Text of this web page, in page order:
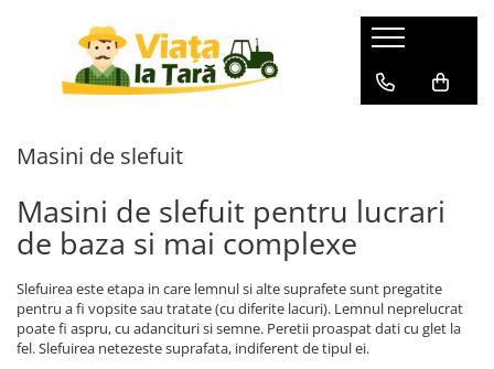
GRADINA
Burghiu (FREZA) pentru pamant
Cauciucuri si roti
Cantare de cantarit
Drujbe
Foarfeci
Folie / plasa pentru umbrire
ZOOTEHNIE
Mori pentru cereale
Incubatoare, oparitoare si
deplumatoare
Masini de cusut saci
Masini de tuns animale
Zdrobitoare-Teascuri-Razatori
BRICOLAJ
Accesorii aparate de sudura
Aparate de spalat cu presiune
Aspiratoare uscat, umed si cenusa
Acumulatori scule electrice
Accesorii pentru slefuire si
lustruire
Electronice & Electrocasnice
Aragazuri si plite
Aragaz mixt ( gaz si electric )
Aragaz total electric
Aparate cuburi de gheata
Aparate de vidat
Produse HORECA
Aparate de vidat si
Cofetarie, patiserie si cafenea
Inghetata
Deshidratoare de alimente
Echipamente bucatarie calda
Masini de slefuit
Masini de slefuit pentru lucrari
de baza si mai complexe
Slefuirea este etapa in care lemnul si alte suprafete sunt pregatite
pentru a fi vopsite sau tratate (cu diferite lacuri). Lemnul neprelucrat
poate fi aspru, cu adancituri si semne. Peretii proaspat dati cu glet la
fel. Slefuirea netezeste suprafata, indiferent de tipul ei.